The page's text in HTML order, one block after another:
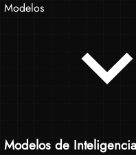
Modelos
Modelos de